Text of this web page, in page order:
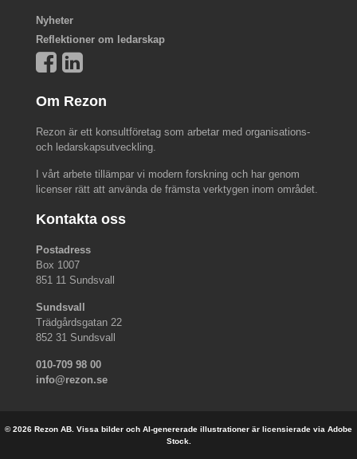
Nyheter
Reflektioner om ledarskap
Om Rezon
Rezon är ett konsultföretag som arbetar med organisations-
och ledarskapsutveckling.
I vårt arbete tillämpar vi modern forskning och har genom
licenser rätt att använda de främsta verktygen inom området.
Kontakta oss
Postadress
Box 1007
851 11 Sundsvall
Sundsvall
Trädgårdsgatan 22
852 31 Sundsvall
010-709 98 00
info@rezon.se
© 2026 Rezon AB. Vissa bilder och AI-genererade illustrationer är licensierade via Adobe
Stock.